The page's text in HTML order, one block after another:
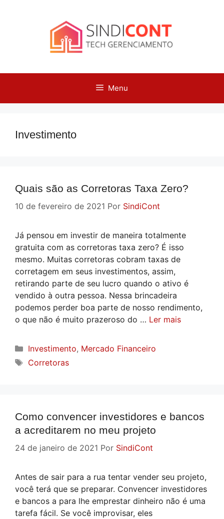
Menu
Investimento
Quais são as Corretoras Taxa Zero?
10 de fevereiro de 2021 Por SindiCont
Já pensou em investir de maneira totalmente
gratuita com as corretoras taxa zero? É isso
mesmo. Muitas corretoras cobram taxas de
corretagem em seus investimentos, assim,
retirando parte de seu lucro quando o ativo é
vendido à outra pessoa. Nessa brincadeira
podemos perder boa parte de nosso rendimento,
o que não é muito prazeroso do … Ler mais
Categorias
Investimento, Mercado Financeiro
Tags
Corretoras
Como convencer investidores e bancos
a acreditarem no meu projeto
24 de janeiro de 2021 Por SindiCont
Antes de sair para a rua tentar vender seu projeto,
você terá que se preparar. Convencer investidores
e bancos a para lhe emprestar dinheiro não é uma
tarefa fácil. Se você improvisar, eles